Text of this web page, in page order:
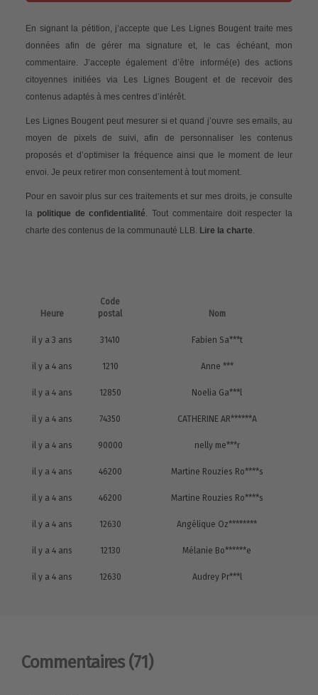
En signant la pétition, j’accepte que Les Lignes Bougent traite mes
données afin de gérer ma signature et, le cas échéant, mon
commentaire. J’accepte également d’être informé(e) des actions
citoyennes initiées via Les Lignes Bougent et de recevoir des
contenus adaptés à mes centres d’intérêt.
Les Lignes Bougent peut mesurer si et quand j’ouvre ses emails, au
moyen de pixels de suivi, afin de personnaliser les contenus
proposés et d’optimiser la fréquence ainsi que le moment de leur
envoi. Je peux retirer mon consentement à tout moment.
Pour en savoir plus sur ces traitements et sur mes droits, je consulte
la politique de confidentialité. Tout commentaire doit respecter la
charte des contenus de la communauté LLB. Lire la charte.
Heure
Code
postal
Nom
il y a 3 ans 31410 Fabien Sa***t
il y a 4 ans 1210 Anne ***
il y a 4 ans 12850 Noelia Ga***l
il y a 4 ans 74350 CATHERINE AR******A
il y a 4 ans 90000 nelly me***r
il y a 4 ans 46200 Martine Rouzies Ro****s
il y a 4 ans 46200 Martine Rouzies Ro****s
il y a 4 ans 12630 Angélique Oz********
il y a 4 ans 12130 Mélanie Bo******e
il y a 4 ans 12630 Audrey Pr***l
Commentaires (71)